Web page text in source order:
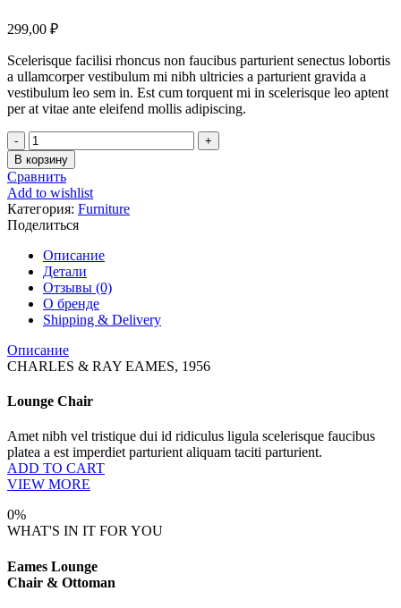
299,00 ₽
Scelerisque facilisi rhoncus non faucibus parturient senectus lobortis
a ullamcorper vestibulum mi nibh ultricies a parturient gravida a
vestibulum leo sem in. Est cum torquent mi in scelerisque leo aptent
per at vitae ante eleifend mollis adipiscing.
Количество
товара
Classic
wooden
chair
В корзину
Сравнить
Add to wishlist
Категория: Furniture
Поделиться
Описание
Детали
Отзывы (0)
О бренде
Shipping & Delivery
Описание
CHARLES & RAY EAMES, 1956
Lounge Chair
Amet nibh vel tristique dui id ridiculus ligula scelerisque faucibus
platea a est imperdiet parturient aliquam taciti parturient.
ADD TO CART
VIEW MORE
0%
WHAT'S IN IT FOR YOU
Eames Lounge
Chair & Ottoman